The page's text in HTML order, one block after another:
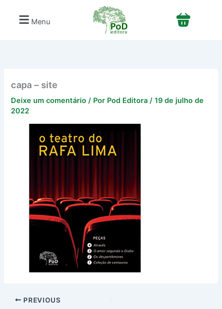
Menu
capa – site
Deixe um comentário / Por Pod Editora/19 de julho de
2022
PREVIOUS